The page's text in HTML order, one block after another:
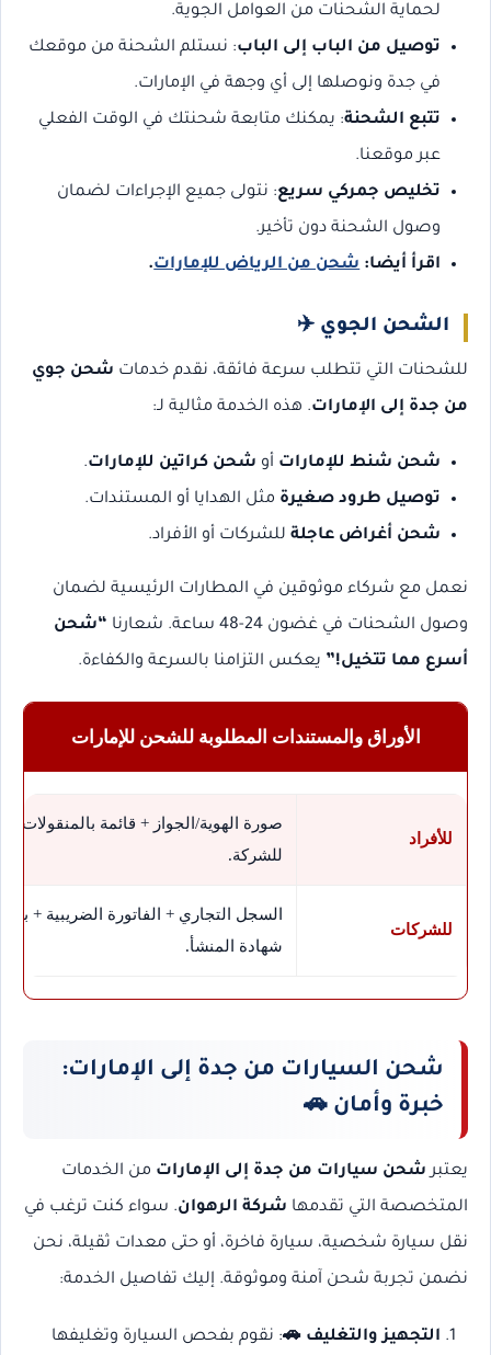
لحماية الشحنات من العوامل الجوية.
توصيل من الباب إلى الباب: نستلم الشحنة من موقعك
في جدة ونوصلها إلى أي وجهة في الإمارات.
تتبع الشحنة: يمكنك متابعة شحنتك في الوقت الفعلي
عبر موقعنا.
تخليص جمركي سريع: نتولى جميع الإجراءات لضمان
وصول الشحنة دون تأخير.
اقرأ أيضا:شحن من الرياض للإمارات.
الشحن الجوي ✈️
للشحنات التي تتطلب سرعة فائقة، نقدم خدمات شحن جوي
من جدة إلى الإمارات. هذه الخدمة مثالية لـ:
شحن شنط للإمارات أو شحن كراتين للإمارات.
توصيل طرود صغيرة مثل الهدايا أو المستندات.
شحن أغراض عاجلةللشركات أو الأفراد.
نعمل مع شركاء موثوقين في المطارات الرئيسية لضمان
وصول الشحنات في غضون 24-48 ساعة. شعارنا
“شحن
أسرع مما تتخيل!” يعكس التزامنا بالسرعة والكفاءة.
الأوراق والمستندات المطلوبة للشحن للإمارات
للأفراد
صورة الهوية/الجواز + قائمة بالمنقولات
للشركة.
للشركات
السجل التجاري + الفاتورة الضريبية + بيان
شهادة المنشأ.
شحن السيارات من جدة إلى الإمارات:
خبرة وأمان 🚗
يعتبرشحن سيارات من جدة إلى الإمارات من الخدمات
المتخصصة التي تقدمها شركة الرهوان. سواء كنت ترغب في
نقل سيارة شخصية، سيارة فاخرة، أو حتى معدات ثقيلة، نحن
نضمن تجربة شحن آمنة وموثوقة. إليك تفاصيل الخدمة:
التجهيز والتغليف 🚗: نقوم بفحص السيارة وتغليفها